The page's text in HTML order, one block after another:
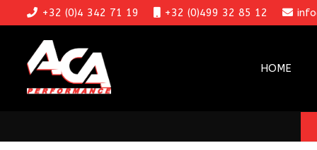
+32 (0)4 342 71 19 +32 (0)499 32 85 12
HOME